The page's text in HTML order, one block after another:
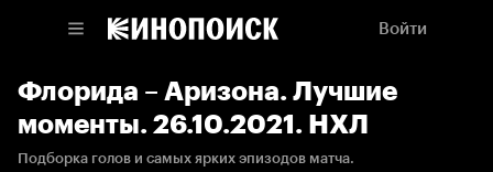
Войти
Флорида – Аризона. Лучшие
моменты. 26.10.2021. НХЛ
Подборка голов и самых ярких эпизодов матча.